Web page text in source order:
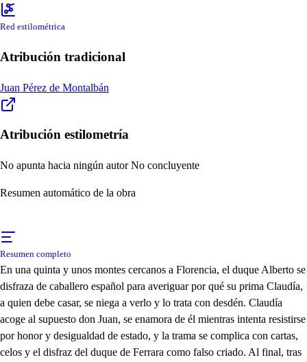
Red estilométrica
Atribución tradicional
Juan Pérez de Montalbán
Atribución estilometría
No apunta hacia ningún autor No concluyente
Resumen automático de la obra
Resumen completo
En una quinta y unos montes cercanos a Florencia, el duque Alberto se
disfraza de caballero español para averiguar por qué su prima Claudía,
a quien debe casar, se niega a verlo y lo trata con desdén. Claudía
acoge al supuesto don Juan, se enamora de él mientras intenta resistirse
por honor y desigualdad de estado, y la trama se complica con cartas,
celos y el disfraz del duque de Ferrara como falso criado. Al final, tras